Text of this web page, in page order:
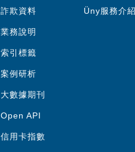
詐欺資料
業務說明
索引標籤
案例研析
大數據期刊
Open API
信用卡指數
Üny服務介紹